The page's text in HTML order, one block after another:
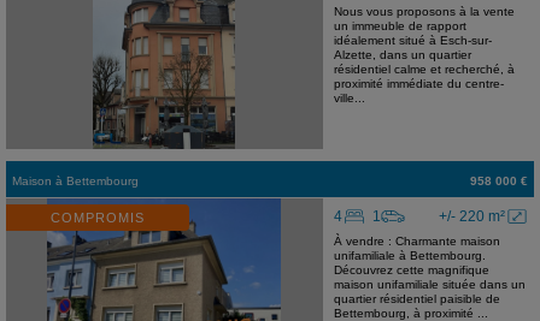
Nous vous proposons à la vente
un immeuble de rapport
idéalement situé à Esch-sur-
Alzette, dans un quartier
résidentiel calme et recherché, à
proximité immédiate du centre-
ville...
Maison à Bettembourg 958 000 €
COMPROMIS +/- 220 m²
4 1
À vendre : Charmante maison
unifamiliale à Bettembourg.
Découvrez cette magnifique
maison unifamiliale située dans un
quartier résidentiel paisible de
Bettembourg, à proximité ...